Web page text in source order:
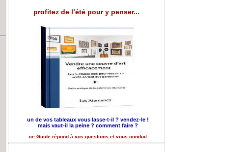
profitez de l’été pour y penser...
un de vos tableaux vous lasse-t-il ? vendez-le !
mais vaut-il la peine ? comment faire ?
ce Guide répond à vos questions et vous conduit